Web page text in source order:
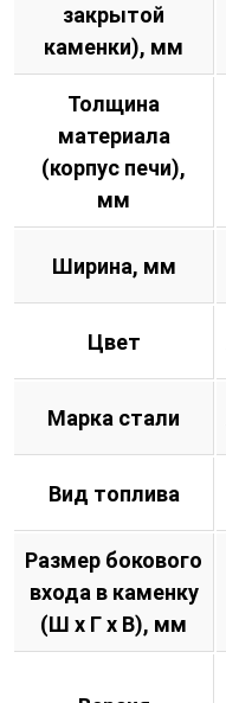
закрытой
каменки), мм
Толщина
материала
(корпус печи),
мм
Ширина, мм
Цвет
Марка стали
Вид топлива
Размер бокового
входа в каменку
(Ш х Г х В), мм